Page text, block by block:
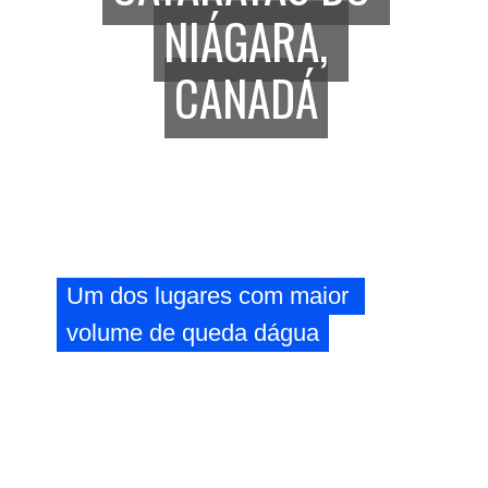
Um dos lugares com maior
volume de queda dágua
Um dos lugares com maior
volume de queda dágua
NIÁGARA,
CANADÁ
NIÁGARA,
CANADÁ